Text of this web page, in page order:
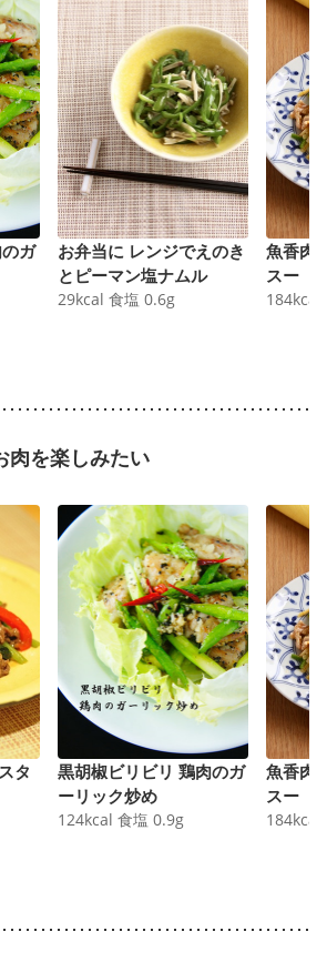
ガ
お弁当に レンジでえのき
とピーマン塩ナムル
29kcal 食塩 0.6g
魚香肉
スー
184kcal
肉を楽しみたい
タ
黒胡椒ビリビリ 鶏肉のガ
ーリック炒め
124kcal 食塩 0.9g
魚香肉
スー
184kcal